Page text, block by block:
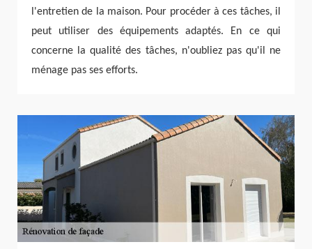
l'entretien de la maison. Pour procéder à ces tâches, il
peut utiliser des équipements adaptés. En ce qui
concerne la qualité des tâches, n'oubliez pas qu'il ne
ménage pas ses efforts.